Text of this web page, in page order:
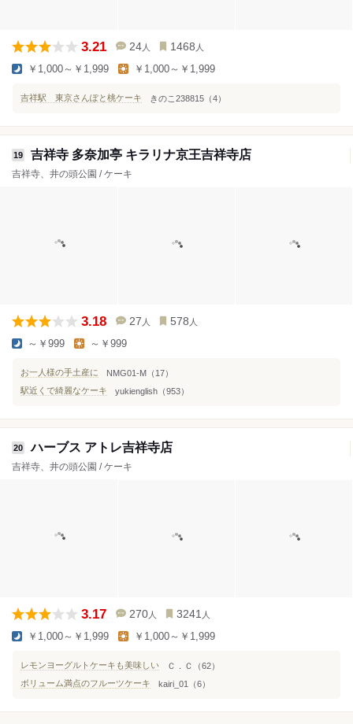
3.21 24人 1468 人
￥1,000～￥1,999 ￥1,000～￥1,999
吉祥駅 東京さんぽと桃ケーキ きのこ238815（4）
19 吉祥寺 多奈加亭 キラリナ京王吉祥寺店
吉祥寺、井の頭公園 / ケーキ
3.18 27 人 578 人
～￥999 ～￥999
お一人様の手土産に
NMG01-M（17）
駅近くで綺麗なケーキ
yukienglish（953）
20 ハーブス アトレ吉祥寺店
吉祥寺、井の頭公園 / ケーキ
3.17 270人 3241 人
￥1,000～￥1,999 ￥1,000～￥1,999
レモンヨーグルトケーキも美味しい
Ｃ．Ｃ（62）
ボリューム満点のフルーツケーキ
kairi_01（6）